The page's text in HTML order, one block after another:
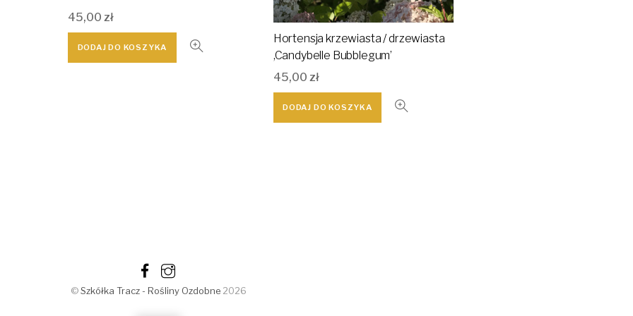
45,00zł
DODAJ DO KOSZYKA
Hortensja krzewiasta / drzewiasta
,Candybelle Bubblegum’
45,00 zł
DODAJ DO KOSZYKA
© Szkółka Tracz - Rośliny Ozdobne2026